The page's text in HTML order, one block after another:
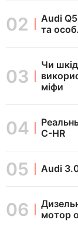
Audi
та
Чи
міфи
C-HR
Audi
мотор